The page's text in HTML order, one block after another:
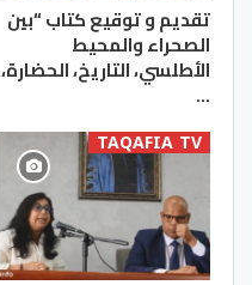
تقديم و توقيع كتاب “بين
الصحراء والمحيط
الأطلسي، التاريخ، الحضارة،
…
TAQAFIA TV